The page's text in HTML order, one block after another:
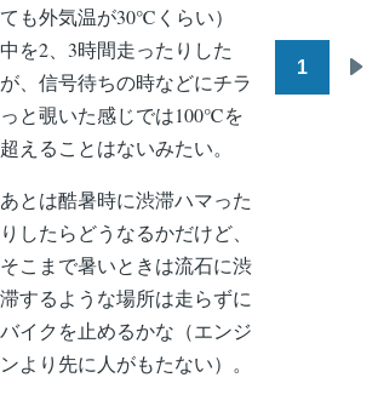
ても外気温が30℃くらい）
中を2、3時間走ったりした
が、信号待ちの時などにチラ
っと覗いた感じでは100℃を
超えることはないみたい。
あとは酷暑時に渋滞ハマった
りしたらどうなるかだけど、
そこまで暑いときは流石に渋
滞するような場所は走らずに
バイクを止めるかな（エンジ
ンより先に人がもたない）。
1